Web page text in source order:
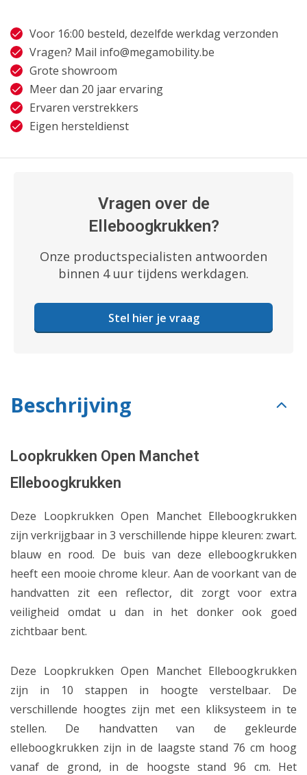
Voor 16:00 besteld, dezelfde werkdag verzonden
Vragen? Mail info@megamobility.be
Grote showroom
Meer dan 20 jaar ervaring
Ervaren verstrekkers
Eigen hersteldienst
Vragen over de
Elleboogkrukken?
Onze productspecialisten antwoorden
binnen 4 uur tijdens werkdagen.
Stel hier je vraag
Beschrijving
Loopkrukken Open Manchet
Elleboogkrukken
Deze Loopkrukken Open Manchet Elleboogkrukken
zijn verkrijgbaar in 3 verschillende hippe kleuren: zwart.
blauw en rood. De buis van deze elleboogkrukken
heeft een mooie chrome kleur. Aan de voorkant van de
handvatten zit een reflector, dit zorgt voor extra
veiligheid omdat u dan in het donker ook goed
zichtbaar bent.
Deze Loopkrukken Open Manchet Elleboogkrukken
zijn in 10 stappen in hoogte verstelbaar. De
verschillende hoogtes zijn met een kliksysteem in te
stellen. De handvatten van de gekleurde
elleboogkrukken zijn in de laagste stand 76 cm hoog
vanaf de grond, in de hoogste stand 96 cm. Het